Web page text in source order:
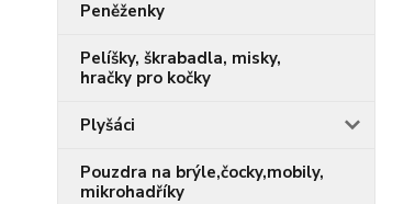
Peněženky
Pelíšky, škrabadla, misky,
hračky pro kočky
Plyšáci
Pouzdra na brýle,čocky,mobily,
mikrohadříky